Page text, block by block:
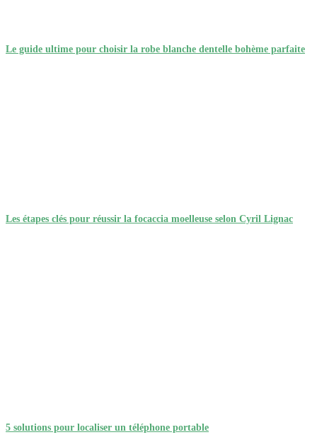
Le guide ultime pour choisir la robe blanche dentelle bohème parfaite
Les étapes clés pour réussir la focaccia moelleuse selon Cyril Lignac
5 solutions pour localiser un téléphone portable